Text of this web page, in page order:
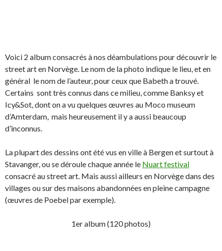
Voici 2 album consacrés à nos déambulations pour découvrir le
street art en Norvège. Le nom de la photo indique le lieu, et en
général le nom de l’auteur, pour ceux que Babeth a trouvé.
Certains sont très connus dans ce milieu, comme Banksy et
Icy&Sot, dont on a vu quelques œuvres au Moco museum
d’Amterdam, mais heureusement il y a aussi beaucoup
d’inconnus.
La plupart des dessins ont été vus en ville à Bergen et surtout à
Stavanger, ou se déroule chaque année le Nuart festival
consacré au street art. Mais aussi ailleurs en Norvège dans des
villages ou sur des maisons abandonnées en pleine campagne
(œuvres de Poebel par exemple).
1er album (120 photos)